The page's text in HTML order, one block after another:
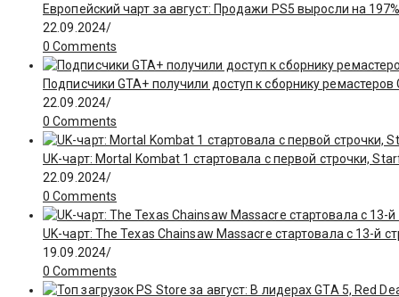
Европейский чарт за август: Продажи PS5 выросли на
22.09.2024/
0 Comments
Подписчики GTA+ получили доступ к сборнику ремастеров
22.09.2024/
0 Comments
UK-чарт: Mortal Kombat 1 стартовала с первой строчки,
22.09.2024/
0 Comments
UK-чарт: The Texas Chainsaw Massacre стартовала с 13-й
19.09.2024/
0 Comments